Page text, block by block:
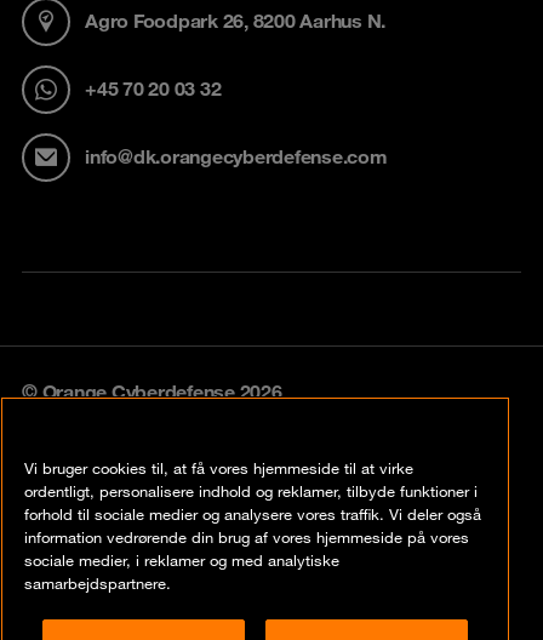
Agro Foodpark 26, 8200 Aarhus N.
+45 70 20 03 32
info@dk.orangecyberdefense.com
© Orange Cyberdefense 2026
Privacy policy
Vulnerability policy
Cookie policy
Vi bruger cookies til, at få vores hjemmeside til at virke
ordentligt, personalisere indhold og reklamer, tilbyde funktioner i
forhold til sociale medier og analysere vores traffik. Vi deler også
information vedrørende din brug af vores hjemmeside på vores
sociale medier, i reklamer og med analytiske
samarbejdspartnere.